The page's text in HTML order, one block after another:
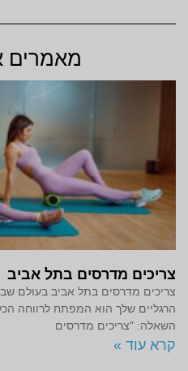
מאמרים
צריכים מדרסים בתל אביב
צריכים מדרסים בתל אביב בעולם
הרגליים שלך הוא המפתח לרווחה
השאלה: "צריכים מדרסים
קרא עוד »